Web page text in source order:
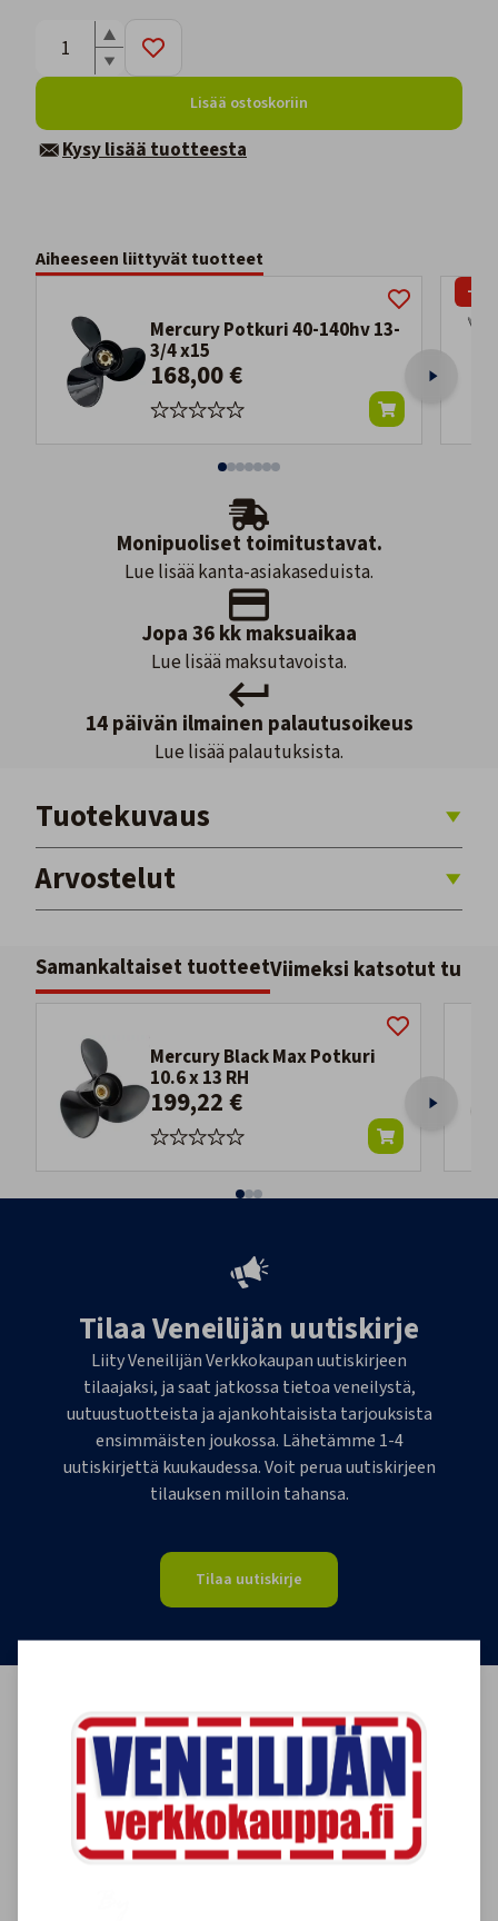
Lisää ostoskoriin
Kysy lisää tuotteesta
Aiheeseen liittyvät tuotteet
Mercury Potkuri 40-140hv 13-
3/4 x15
168,00 €
-
Monipuoliset toimitustavat.
Lue lisää kanta-asiakaseduista.
Jopa 36 kk maksuaikaa
Lue lisää maksutavoista.
14 päivän ilmainen palautusoikeus
Lue lisää palautuksista.
Tuotekuvaus
Arvostelut
Samankaltaiset tuotteetViimeksi katsotut
Mercury Black Max Potkuri
10.6 x 13 RH
199,22 €
Tilaa Veneilijän uutiskirje
Liity Veneilijän Verkkokaupan uutiskirjeen
tilaajaksi, ja saat jatkossa tietoa veneilystä,
uutuustuotteista ja ajankohtaisista tarjouksista
ensimmäisten joukossa. Lähetämme 1-4
uutiskirjettä kuukaudessa. Voit perua uutiskirjeen
tilauksen milloin tahansa.
Tilaa uutiskirje